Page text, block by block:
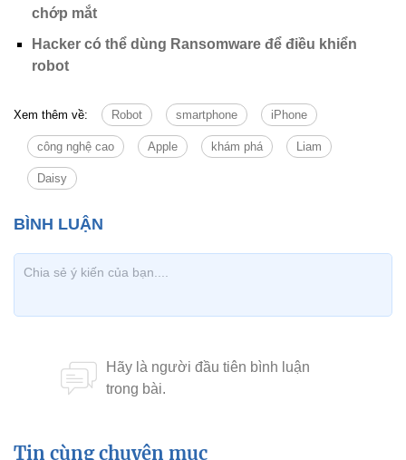
chớp mắt
Hacker có thể dùng Ransomware để điều khiển
robot
Xem thêm về: Robot smartphone iPhone
công nghệ cao Apple khám phá Liam
Daisy
Tin cùng chuyên mục